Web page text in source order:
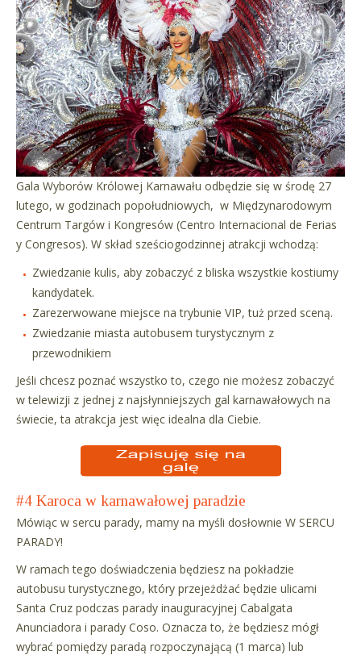
Gala Wyborów Królowej Karnawału odbędzie się w środę 27
lutego, w godzinach popołudniowych, w Międzynarodowym
Centrum Targów i Kongresów (Centro Internacional de Ferias
y Congresos). W skład sześciogodzinnej atrakcji wchodzą:
Zwiedzanie kulis, aby zobaczyć z bliska wszystkie kostiumy
kandydatek.
Zarezerwowane miejsce na trybunie VIP, tuż przed sceną.
Zwiedzanie miasta autobusem turystycznym z
przewodnikiem
Jeśli chcesz poznać wszystko to, czego nie możesz zobaczyć
w telewizji z jednej z najsłynniejszych gal karnawałowych na
świecie, ta atrakcja jest więc idealna dla Ciebie.
#4 Karoca w karnawałowej paradzie
Mówiąc w sercu parady, mamy na myśli dosłownie W SERCU
PARADY!
W ramach tego doświadczenia będziesz na pokładzie
autobusu turystycznego, który przejeżdżać będzie ulicami
Santa Cruz podczas parady inauguracyjnej Cabalgata
Anunciadora i parady Coso. Oznacza to, że będziesz mógł
wybrać pomiędzy paradą rozpoczynającą (1 marca) lub